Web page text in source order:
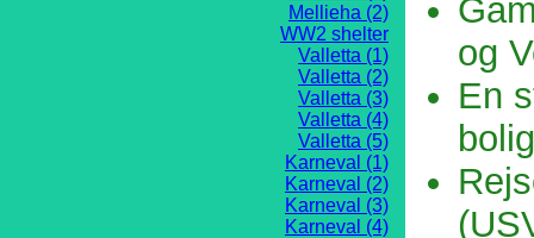
Mellieha (2)
WW2 shelter
Valletta (1)
Valletta (2)
Valletta (3)
Valletta (4)
Valletta (5)
Karneval (1)
Karneval (2)
Karneval (3)
Karneval (4)
og
En